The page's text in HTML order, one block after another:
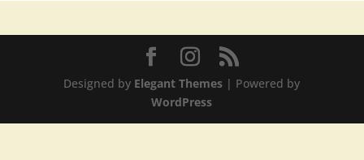
Designed by Elegant Themes | Powered by
WordPress